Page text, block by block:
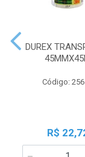
DUREX
Código:
R$